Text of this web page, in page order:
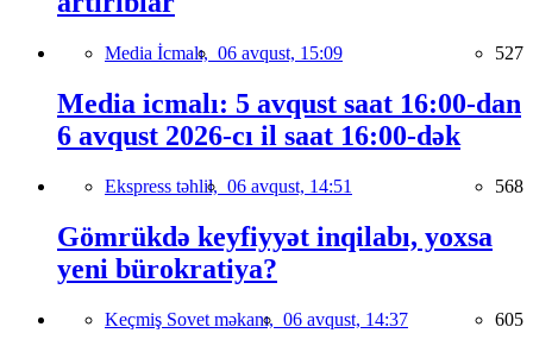
Media İcmalı, 06 avqust, 15:09 527
Media icmalı: 5 avqust saat 16:00-dan
6 avqust 2026-cı il saat 16:00-dək
Ekspress təhlil, 06 avqust, 14:51 568
Gömrükdə keyfiyyət inqilabı, yoxsa
yeni bürokratiya?
Keçmiş Sovet məkanı, 06 avqust, 14:37 605